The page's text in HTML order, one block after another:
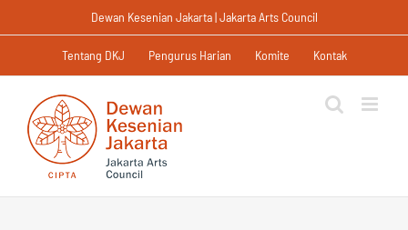
to
Dewan Kesenian Jakarta | Jakarta Arts Council
Tentang DKJ Pengurus Harian Komite Kontak